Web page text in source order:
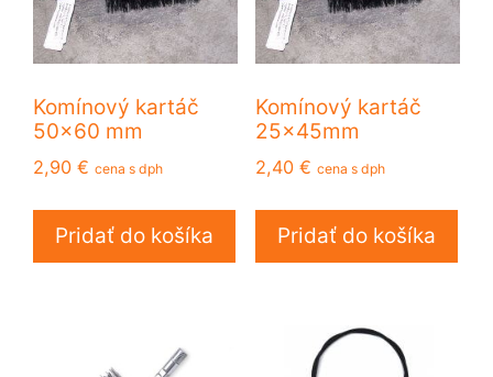
Komínový kartáč
50×60 mm
2,90 € cena s dph
Pridať do košíka
Komínový kartáč
25x45mm
2,40 € cena s dph
Pridať do košíka